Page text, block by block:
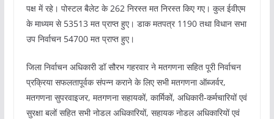
पक्ष में रहे। पोस्टल बैलेट के 262 निरस्त मत निरस्त किए गए। कुल ईवीएम
के माध्यम से 53513 मत प्राप्त हुए। डाक मतपत्र 1190 तथा विधान सभा
उप निर्वाचन 54700 मत प्राप्त हुए।
जिला निर्वाचन अधिकारी डॉ सौरभ गहरवार ने मतगणना सहित पूरी निर्वाचन
प्रक्रिया सफलतापूर्वक संपन्न कराने के लिए सभी मतगणना ऑब्जर्वर,
मतगणना सुपरवाइजर, मतगणना सहायकों, कार्मिकों, अधिकारी-कर्मचारियों एवं
सुरक्षा बलों सहित सभी नोडल अधिकारियों, सहायक नोडल अधिकारियों एवं